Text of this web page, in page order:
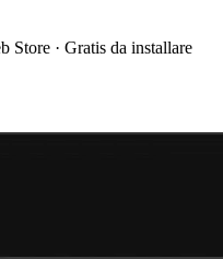
Store · Gratis da installare